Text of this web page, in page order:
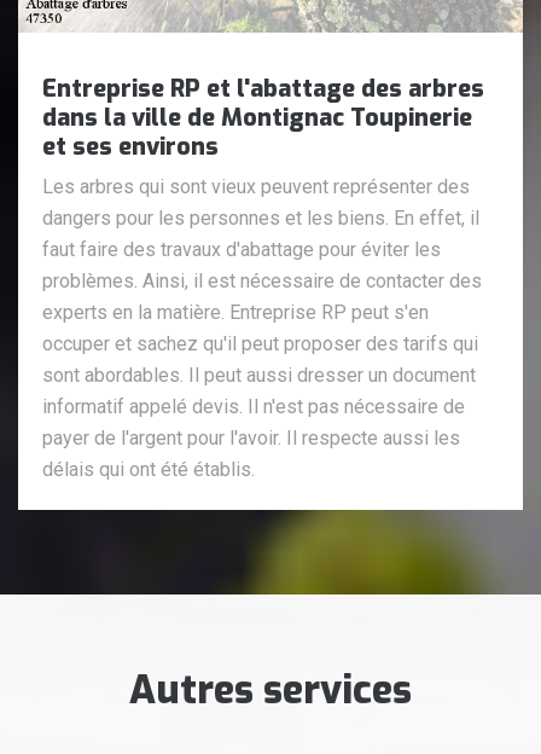
Entreprise RP et l'abattage des arbres
dans la ville de Montignac Toupinerie
et ses environs
Les arbres qui sont vieux peuvent représenter des
dangers pour les personnes et les biens. En effet, il
faut faire des travaux d'abattage pour éviter les
problèmes. Ainsi, il est nécessaire de contacter des
experts en la matière. Entreprise RP peut s'en
occuper et sachez qu'il peut proposer des tarifs qui
sont abordables. Il peut aussi dresser un document
informatif appelé devis. Il n'est pas nécessaire de
payer de l'argent pour l'avoir. Il respecte aussi les
délais qui ont été établis.
Autres services